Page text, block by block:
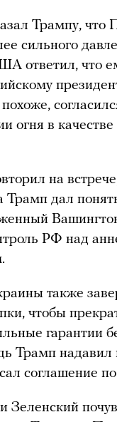
Трампу, что
сильного
ответил, что
огня в
на
Трамп дал
РФ над
также
чтобы
гарантии
Трамп надавил
соглашение
Зеленский